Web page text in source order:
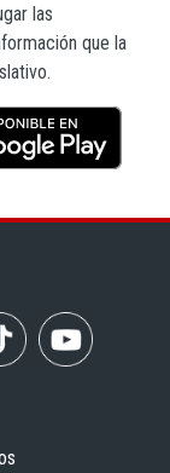
las
que la